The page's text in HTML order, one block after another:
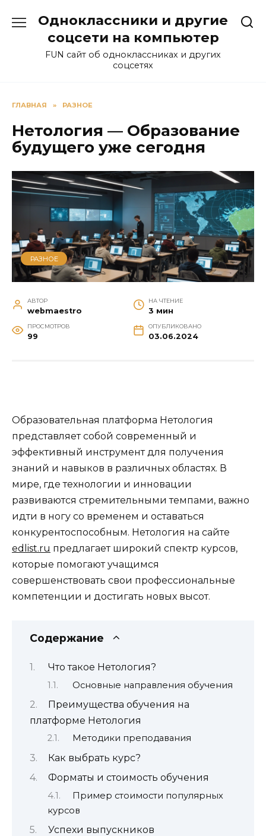
содержанию
Одноклассники и другие
соцсети на компьютер
FUN сайт об одноклассниках и других
соцсетях
ГЛАВНАЯ » РАЗНОЕ
Нетология — Образование
будущего уже сегодня
РАЗНОЕ
АВТОР
webmaestro
НА ЧТЕНИЕ
3 мин
ПРОСМОТРОВ
99
ОПУБЛИКОВАНО
03.06.2024
Образовательная платформа Нетология
представляет собой современный и
эффективный инструмент для получения
знаний и навыков в различных областях. В
мире, где технологии и инновации
развиваются стремительными темпами, важно
идти в ногу со временем и оставаться
конкурентоспособным. Нетология на сайте
edlist.ru предлагает широкий спектр курсов,
которые помогают учащимся
совершенствовать свои профессиональные
компетенции и достигать новых высот.
Содержание
Что такое Нетология?
Основные направления обучения
Преимущества обучения на
платформе Нетология
Методики преподавания
Как выбрать курс?
Форматы и стоимость обучения
Пример стоимости популярных
курсов
Успехи выпускников